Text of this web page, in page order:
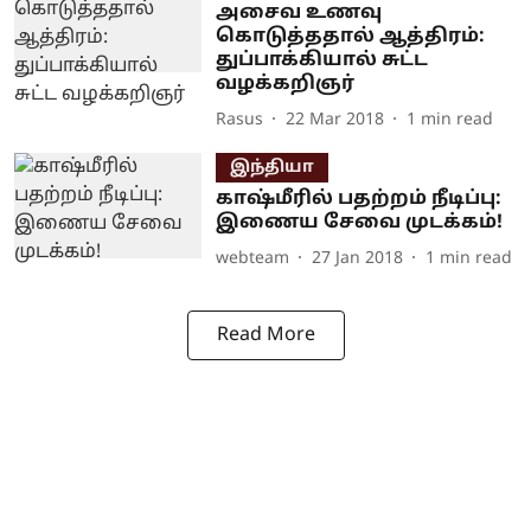
அசைவ உணவு
கொடுத்ததால் ஆத்திரம்:
துப்பாக்கியால் சுட்ட
வழக்கறிஞர்
Rasus 22 Mar 2018 1 min read
இந்தியா
காஷ்மீரில் பதற்றம் நீடிப்பு:
இணைய சேவை முடக்கம்!
webteam 27 Jan 2018 1 min read
Read More